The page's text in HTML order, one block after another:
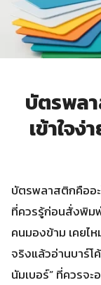
บัตรพล
เข้าใจ
บัตรพลาสติกคืออะ
ที่ควรรู้ก่อนสั่งพิม
คนมองข้าม เคยไ
จริงแล้วอ่านบาร์โ
นัมเบอร์” ที่ควรจ